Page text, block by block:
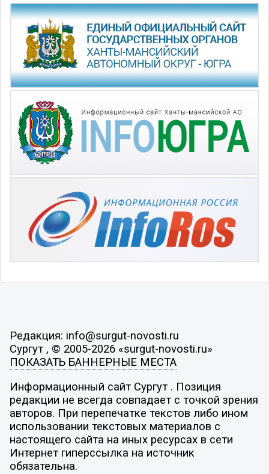
Редакция: info@surgut-novosti.ru
Сургут , © 2005-2026 «surgut-novosti.ru»
ПОКАЗАТЬ БАННЕРНЫЕ МЕСТА
Информационный сайт Сургут . Позиция
редакции не всегда совпадает с точкой зрения
авторов. При перепечатке текстов либо ином
использовании текстовых материалов с
настоящего сайта на иных ресурсах в сети
Интернет гиперссылка на источник
обязательна.